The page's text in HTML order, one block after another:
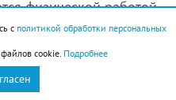
физической работой
спорту. Хорошо
сил и не
с политикой обработки персональных
cookie. Подробнее